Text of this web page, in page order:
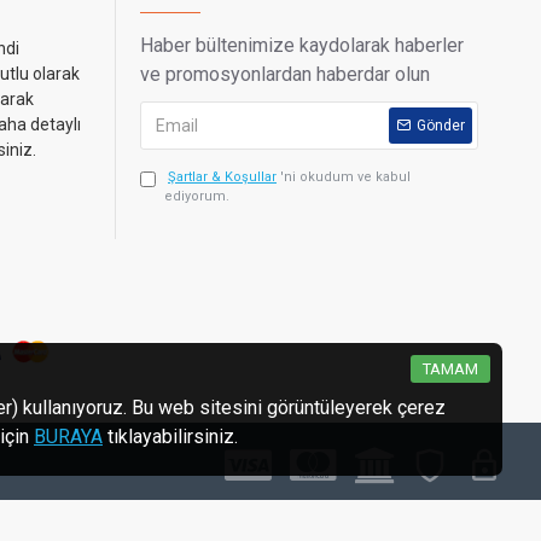
olarak
detaylı
Haber bültenimize kaydolarak haberler
ve promosyonlardan haberdar olun
Gönder
Şartlar & Koşullar 'ni okudum ve kabul
ediyorum.
TAMAM
kullanıyoruz. Bu web sitesini görüntüleyerek çerez
BURAYA tıklayabilirsiniz.